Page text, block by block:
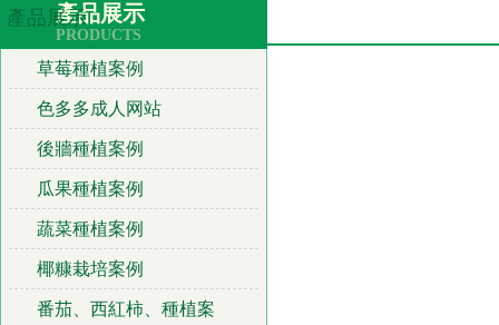
產品展示
PRODUCTS
草莓種植案例
色多多成人网站
後牆種植案例
瓜果種植案例
蔬菜種植案例
椰糠栽培案例
番茄、西紅柿、種植案
產品展示